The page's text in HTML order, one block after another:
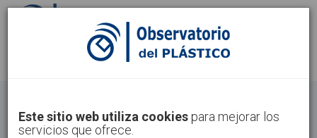
Sign in Sign up
Home Technologies Bioplastics
Este sitio web utiliza cookies para mejorar los
servicios que ofrece.